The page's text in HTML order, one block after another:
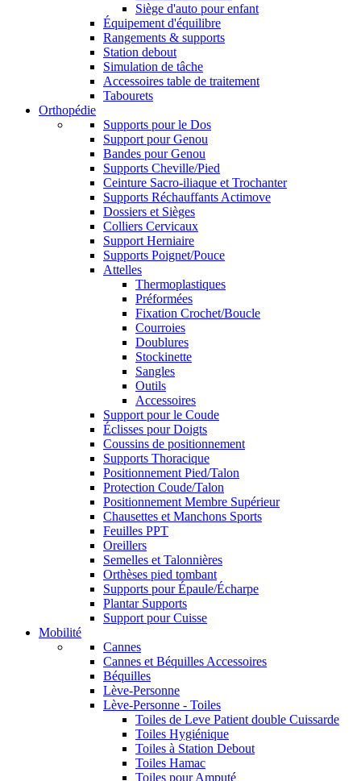
Siège d'auto pour enfant
Équipement d'équilibre
Rangements & supports
Station debout
Simulation de tâche
Accessoires table de traitement
Tabourets
Orthopédie
Supports pour le Dos
Support pour Genou
Bandes pour Genou
Supports Cheville/Pied
Ceinture Sacro-iliaque et Trochanter
Supports Réchauffants Actimove
Dossiers et Sièges
Colliers Cervicaux
Support Herniaire
Supports Poignet/Pouce
Attelles
Thermoplastiques
Préformées
Fixation Crochet/Boucle
Courroies
Doublures
Stockinette
Sangles
Outils
Accessoires
Support pour le Coude
Éclisses pour Doigts
Coussins de positionnement
Supports Thoracique
Positionnement Pied/Talon
Protection Coude/Talon
Positionnement Membre Supérieur
Chausettes et Manchons Sports
Feuilles PPT
Oreillers
Semelles et Talonnières
Orthèses pied tombant
Supports pour Épaule/Écharpe
Plantar Supports
Support pour Cuisse
Mobilité
Cannes
Cannes et Béquilles Accessoires
Béquilles
Lève-Personne
Lève-Personne - Toiles
Toiles de Leve Patient double Cuissarde
Toiles Hygiénique
Toiles à Station Debout
Toiles Hamac
Toiles pour Amputé